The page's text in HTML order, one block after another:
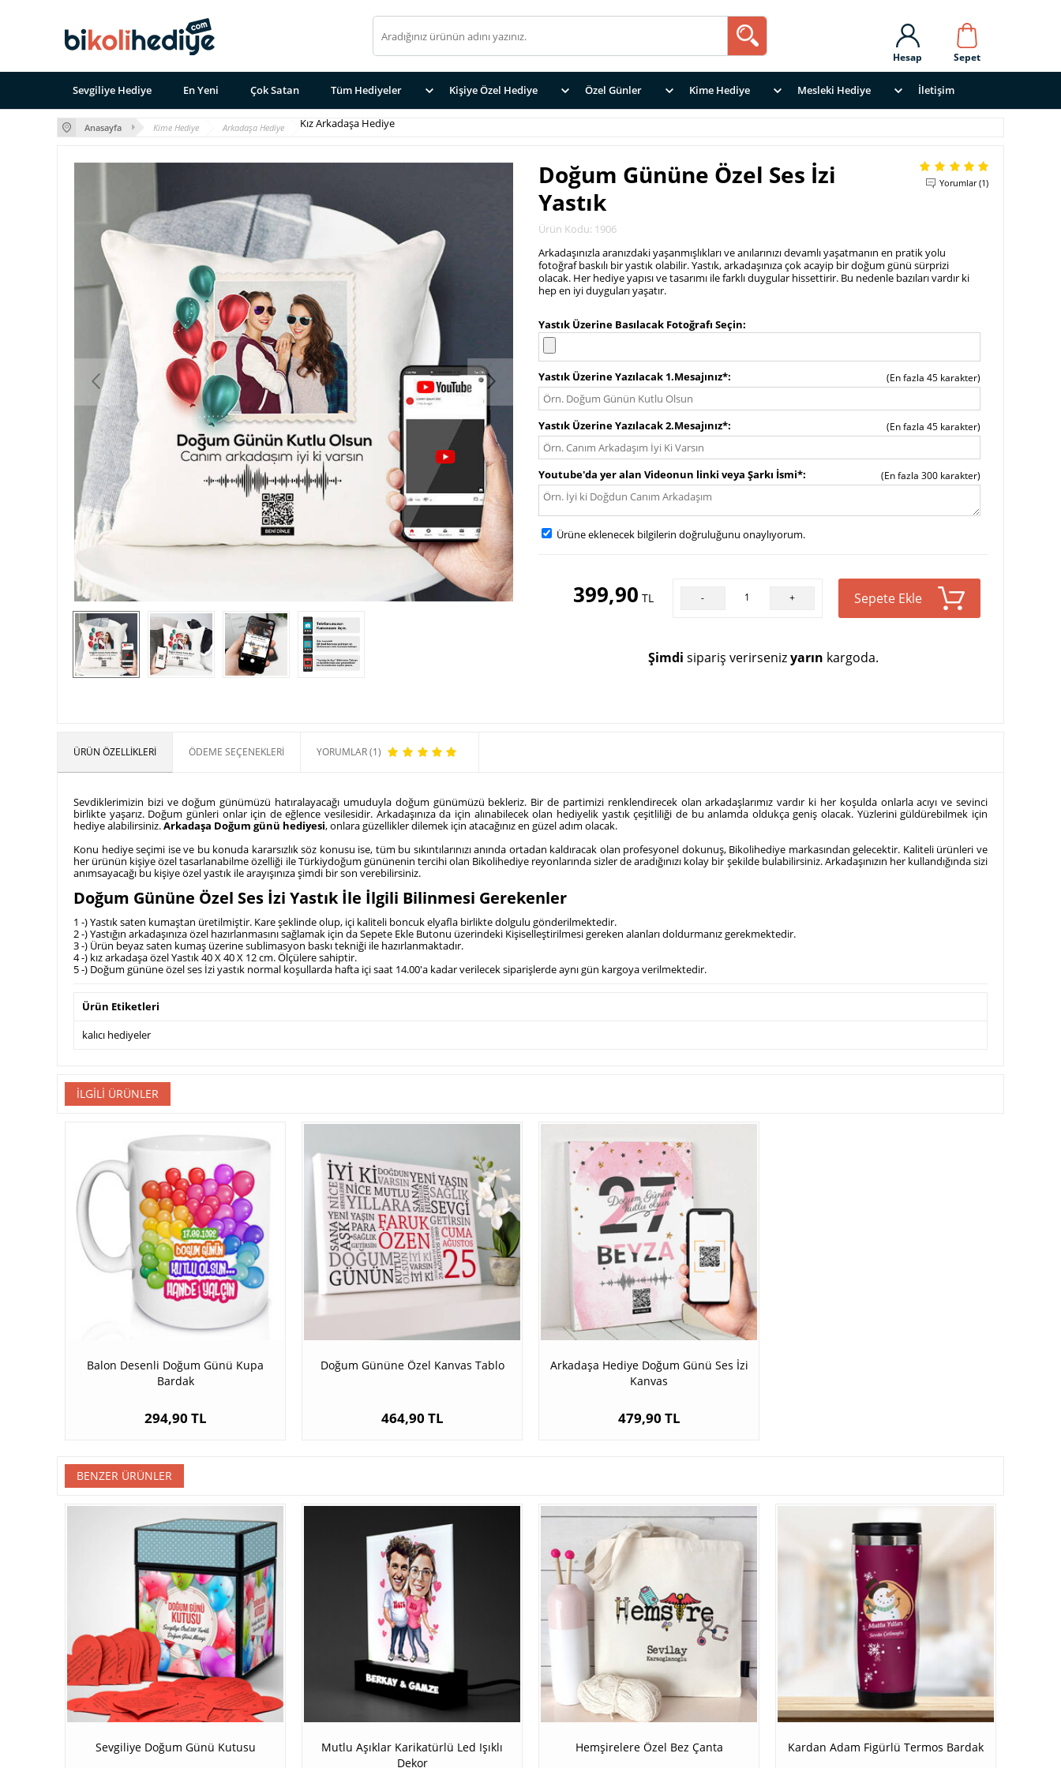
Sepet
Hesap
Sevgiliye Hediye En Yeni Çok Satan Tüm Hediyeler Kişiye Özel Hediye Özel Günler Kime Hediye Mesleki Hediye İletişim
Anasayfa Kime Hediye Arkadaşa Hediye Kız Arkadaşa Hediye
Doğum Gününe Özel Ses İzi
Yastık
Ürün Kodu: 1906
Yorumlar (1)
Arkadaşınızla aranızdaki yaşanmışlıkları ve anılarınızı devamlı yaşatmanın en pratik yolu
fotoğraf baskılı bir yastık olabilir. Yastık, arkadaşınıza çok acayip bir doğum günü sürprizi
olacak. Her hediye yapısı ve tasarımı ile farklı duygular hissettirir. Bu nedenle bazıları vardır ki
hep en iyi duyguları yaşatır.
Yastık Üzerine Basılacak Fotoğrafı Seçin
Yastık Üzerine Yazılacak 1.Mesajınız* (En fazla 45 karakter)
Yastık Üzerine Yazılacak 2.Mesajınız* (En fazla 45 karakter)
Youtube'da yer alan Videonun linki veya Şarkı İsmi* (En fazla 300 karakter)
Ürüne eklenecek bilgilerin doğruluğunu onaylıyorum.
399,90 TL - + Sepete Ekle
Şimdi sipariş verirsenizyarın kargoda.
ÜRÜN ÖZELLIKLERI ÖDEME SEÇENEKLERI YORUMLAR (1)
Sevdiklerimizin bizi ve doğum günümüzü hatıralayacağı umuduyla doğum günümüzü bekleriz. Bir de partimizi renklendirecek olan arkadaşlarımız vardır ki her koşulda onlarla acıyı ve sevinci
birlikte yaşarız. Doğum günleri onlar için de eğlence vesilesidir. Arkadaşınıza da için alınabilecek olan hediyelik yastık çeşitliliği de bu anlamda oldukça geniş olacak. Yüzlerini güldürebilmek için
hediye alabilirsiniz.Arkadaşa Doğum günü hediyesi, onlara güzellikler dilemek için atacağınız en güzel adım olacak.
Konu hediye seçimi ise ve bu konuda kararsızlık söz konusu ise, tüm bu sıkıntılarınızı anında ortadan kaldıracak olan profesyonel dokunuş, Bikolihediye markasından gelecektir. Kaliteli ürünleri ve
her ürünün kişiye özel tasarlanabilme özelliği ile Türkiydoğum gününenin tercihi olan Bikolihediye reyonlarında sizler de aradığınızı kolay bir şekilde bulabilirsiniz. Arkadaşınızın her kullandığında sizi
anımsayacağı bu kişiye özel yastık ile arayışınıza şimdi bir son verebilirsiniz.
Doğum Gününe Özel Ses İzi Yastık İle İlgili Bilinmesi Gerekenler
1 -) Yastık saten kumaştan üretilmiştir. Kare şeklinde olup, içi kaliteli boncuk elyafla birlikte dolgulu gönderilmektedir.
2 -) Yastığın arkadaşınıza özel hazırlanmasını sağlamak için da Sepete Ekle Butonu üzerindeki Kişiselleştirilmesi gereken alanları doldurmanız gerekmektedir.
3 -) Ürün beyaz saten kumaş üzerine sublimasyon baskı tekniği ile hazırlanmaktadır.
4 -) kız arkadaşa özel Yastık 40 X 40 X 12 cm. Ölçülere sahiptir.
5 -) Doğum gününe özel ses İzi yastık normal koşullarda hafta içi saat 14.00'a kadar verilecek siparişlerde aynı gün kargoya verilmektedir.
Ürün Etiketleri
kalıcı hediyeler
İLGILI ÜRÜNLER
Balon Desenli Doğum Günü Kupa
Bardak
294,90 TL
Doğum Gününe Özel Kanvas Tablo
464,90 TL
Arkadaşa Hediye Doğum Günü Ses İzi
Kanvas
479,90 TL
BENZER ÜRÜNLER
Sevgiliye Doğum Günü Kutusu
Mutlu Aşıklar Karikatürlü Led Işıklı
Dekor
Hemşirelere Özel Bez Çanta Kardan Adam Figürlü Termos Bardak